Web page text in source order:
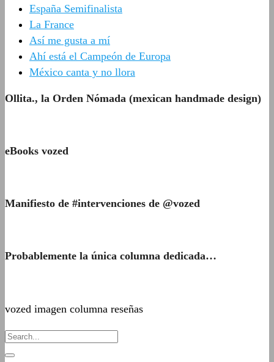
España Semifinalista
La France
Así me gusta a mí
Ahí está el Campeón de Europa
México canta y no llora
Ollita., la Orden Nómada (mexican handmade design)
eBooks vozed
Manifiesto de #intervenciones de @vozed
Probablemente la única columna dedicada…
vozed imagen columna reseñas